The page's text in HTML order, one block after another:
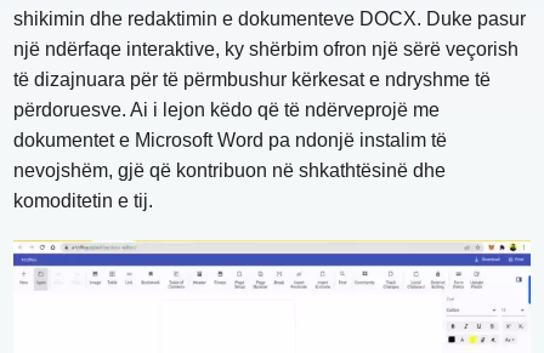
shikimin dhe redaktimin e dokumenteve DOCX. Duke pasur
një ndërfaqe interaktive, ky shërbim ofron një sërë veçorish
të dizajnuara për të përmbushur kërkesat e ndryshme të
përdoruesve. Ai i lejon këdo që të ndërveprojë me
dokumentet e Microsoft Word pa ndonjë instalim të
nevojshëm, gjë që kontribuon në shkathtësinë dhe
komoditetin e tij.